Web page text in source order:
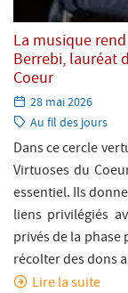
La musique
Berrebi, lauréat
Coeur
Paru
le:
28 mai 2026
Catégorie:
Au fil des jours
Dans ce cercle
Virtuoses du
essentiel. Ils
liens privilégiés
privés de la
récolter des dons
Lire la suite